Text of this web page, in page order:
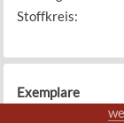
Stoffkreis:
Exemplare